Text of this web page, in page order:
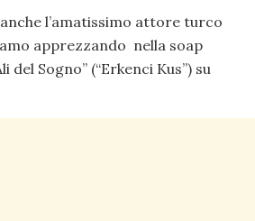
l’amatissimo attore turco
apprezzando nella soap
del Sogno” (“Erkenci Kus”) su